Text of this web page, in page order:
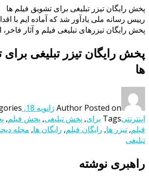
پخش رایگان تیزر تبلیغی برای تشویق فیلم ها
رییس رسانه ملی یادآور شد که آماده ایم با
پخش رایگان تیزرهای تبلیغی فیلم و آثار فاخر،
پخش رایگان تیزر تبلیغی
ها
Author Posted on ژانویه 18, 2017
اینترنتیTags برای, پخش تبلیغی, پخش فیلم,
فیلم, تیزر ها, رایگان فیلم, رایگان ها, مجله
تبلیغی
راهبری نوشته